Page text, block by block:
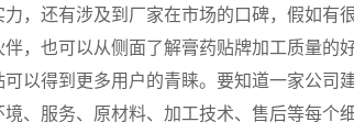
，还有涉及到厂家在市场的口碑，假如有
，也可以从侧面了解膏药贴牌加工质量的
以得到更多用户的青睐。要知道一家公司
、服务、原材料、加工技术、售后等每个细